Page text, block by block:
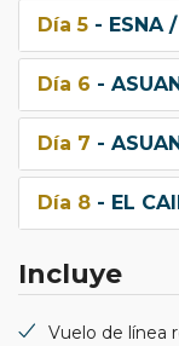
Día 5 - ESNA
Día 6 -
Día 7 -
Día 8 - EL
Incluye
Vuelo de línea